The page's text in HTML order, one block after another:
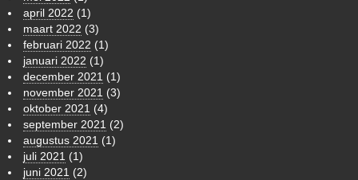
april 2022 (1)
maart 2022 (3)
februari 2022 (1)
januari 2022 (1)
december 2021 (1)
november 2021 (3)
oktober 2021 (4)
september 2021 (2)
augustus 2021 (1)
juli 2021 (1)
juni 2021 (2)